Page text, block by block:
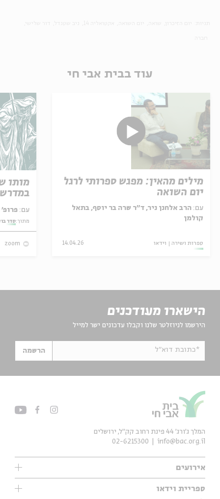
עוד בבית אבי חי
מילים מהאין: מפגש ספרותי לרגל
יום השואה
עם: הרב אלחנן ניר, ד"ר שרה בר יוסף, בתאל
קולמן
ספרות ושירה וידאו 14.04.26
מותו
עם: פרופ' אביגדור שנאן
מתוך:סדר
zoom
הישארו מעודכנים
הירשמו לניוזלטר שלנו וקבלו עדכונים ישר למייל
*כתובת דוא"ל הרשמה
אירועים
אנגלית
ספריית וידאו
המלך ג'ורג' 44 פינת רחוב קק״ל, ירושלים
info@bac.org.il
02-6215300